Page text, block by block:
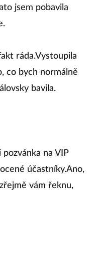
jsem pobavila
ráda.Vystoupila
co bych normálně
bavila.
pozvánka na VIP
účastníky.Ano,
vám řeknu,